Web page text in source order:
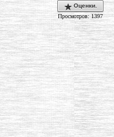
Оценки.
Просмотров: 1397